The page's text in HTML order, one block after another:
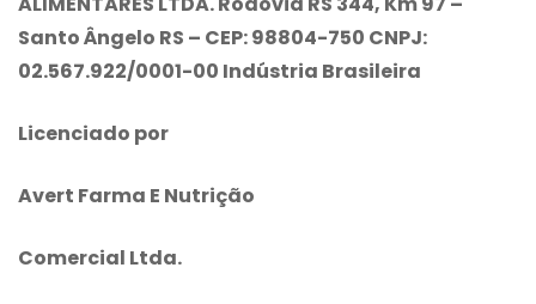
Santo Ângelo RS – CEP: 98804-750 CNPJ:
02.567.922/0001-00 Indústria Brasileira
Licenciado por
Avert Farma E Nutrição
Comercial Ltda.